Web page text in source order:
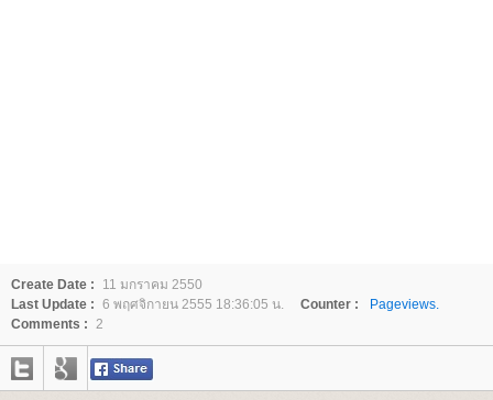
Create Date :
11 มกราคม 2550
Last Update : 6 พฤศจิกายน 2555 18:36:05 น. Counter :
Pageviews.
Comments : 2